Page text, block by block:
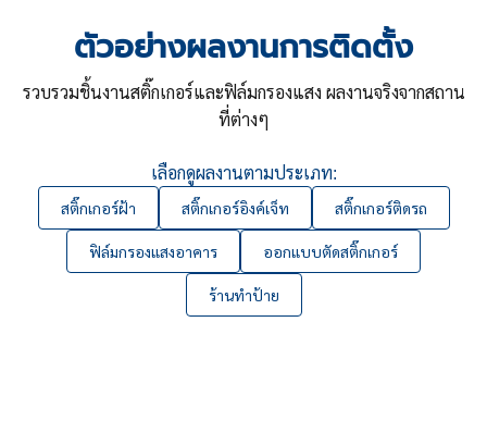
ตัวอย่างผลงานการติดตั้ง
รวบรวมชิ้นงานสติ๊กเกอร์และฟิล์มกรองแสง ผลงานจริงจากสถาน
ที่ต่างๆ
เลือกดูผลงานตามประเภท:
สติ๊กเกอร์ฝ้า สติ๊กเกอร์อิงค์เจ็ท สติ๊กเกอร์ติดรถ
ฟิล์มกรองแสงอาคาร ออกแบบตัดสติ๊กเกอร์
ร้านทำป้าย